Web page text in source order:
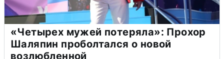
«Четырех мужей потеряла»: Прохор
Шаляпин проболтался о новой
возлюбленной